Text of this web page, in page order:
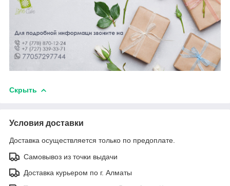
Скрыть
Условия доставки
Доставка осуществляется только по предоплате.
Самовывоз из точки выдачи
Доставка курьером по г. Алматы